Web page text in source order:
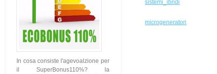
In cosa consiste l'agevoalzione per
il SuperBonus110%? la
sistemi_ibridi
microgeneratori